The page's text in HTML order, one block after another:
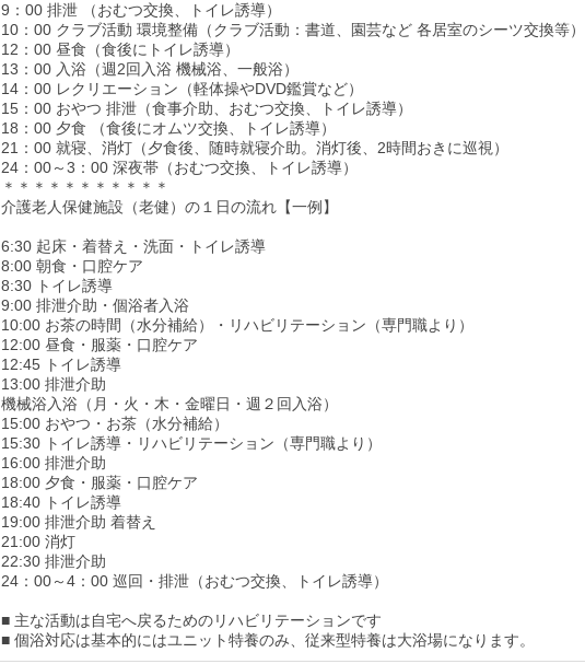
9：00 排泄 （おむつ交換、トイレ誘導）
10：00 クラブ活動 環境整備（クラブ活動：書道、園芸など 各居室のシーツ交換等）
12：00 昼食（食後にトイレ誘導）
13：00 入浴（週2回入浴 機械浴、一般浴）
14：00 レクリエーション（軽体操やDVD鑑賞など）
15：00 おやつ 排泄（食事介助、おむつ交換、トイレ誘導）
18：00 夕食 （食後にオムツ交換、トイレ誘導）
21：00 就寝、消灯（夕食後、随時就寝介助。消灯後、2時間おきに巡視）
24：00～3：00 深夜帯（おむつ交換、トイレ誘導）
＊＊＊＊＊＊＊＊＊＊＊
介護老人保健施設（老健）の１日の流れ【一例】
6:30 起床・着替え・洗面・トイレ誘導
8:00 朝食・口腔ケア
8:30 トイレ誘導
9:00 排泄介助・個浴者入浴
10:00 お茶の時間（水分補給）・リハビリテーション（専門職より）
12:00 昼食・服薬・口腔ケア
12:45 トイレ誘導
13:00 排泄介助
機械浴入浴（月・火・木・金曜日・週２回入浴）
15:00 おやつ・お茶（水分補給）
15:30 トイレ誘導・リハビリテーション（専門職より）
16:00 排泄介助
18:00 夕食・服薬・口腔ケア
18:40 トイレ誘導
19:00 排泄介助 着替え
21:00 消灯
22:30 排泄介助
24：00～4：00 巡回・排泄（おむつ交換、トイレ誘導）
■ 主な活動は自宅へ戻るためのリハビリテーションです
■ 個浴対応は基本的にはユニット特養のみ、従来型特養は大浴場になります。